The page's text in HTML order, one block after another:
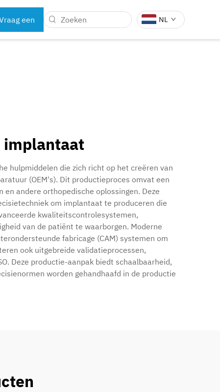
een NL
implantaat
hulpmiddelen die zich richt op het creëren van
(OEM's). Dit productieproces omvat een
andere orthopedische oplossingen. Deze
om implantaat te produceren die
kwaliteitscontrolesystemen,
van de patiënt te waarborgen. Moderne
fabricage (CAM) systemen om
ook uitgebreide validatieprocessen,
Deze productie-aanpak biedt schaalbaarheid,
worden gehandhaafd in de productie